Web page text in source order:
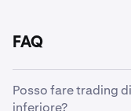
FAQ
Posso fare trading
inferiore?